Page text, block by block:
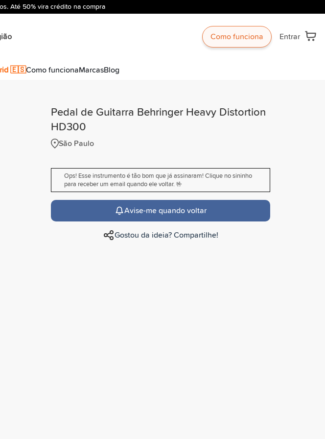
Até 50% vira crédito na compra
Como funciona Entrar
🇪🇸Como funcionaMarcasBlog
Pedal de Guitarra Behringer Heavy Distortion
HD300
São Paulo
Ops! Esse instrumento é tão bom que já assinaram! Clique no sininho
para receber um email quando ele voltar. 🤟
Avise-me quando voltar
Gostou da ideia? Compartilhe!